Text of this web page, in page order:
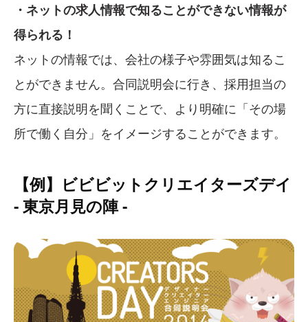
・ネットの求人情報で知ることができない情報が
得られる！
ネットの情報では、会社の様子や雰囲気は知るこ
とができません。合同説明会に行き、採用担当の
方に直接説明を聞くことで、より明確に「その場
所で働く自分」をイメージすることができます。
【例】ビビビットクリエイターズデイ
- 東京月見の陣 -